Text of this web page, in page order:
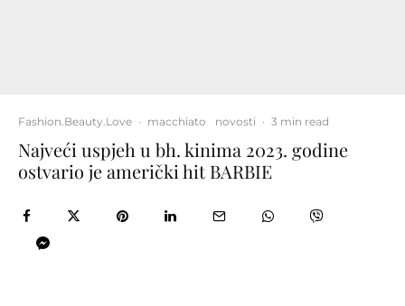
Fashion.Beauty.Love · macchiato novosti · 3 min read
Najveći uspjeh u bh. kinima 2023. godine
ostvario je američki hit BARBIE